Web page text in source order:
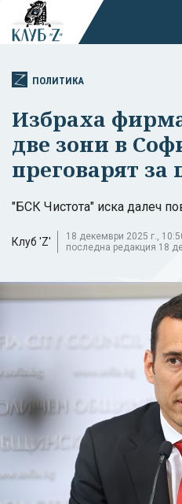
ПОЛИТИКА
Избраха
две зони в
преговарят за
"БСК Чистота" иска далеч
Клуб 'Z'
18 декември 2025 г.,
последна редакция 18